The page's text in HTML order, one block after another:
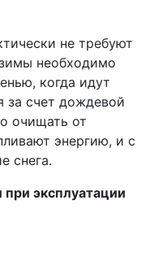
не требуют
необходимо
когда идут
счет дождевой
очищать от
энергию, и с
снега.
эксплуатации